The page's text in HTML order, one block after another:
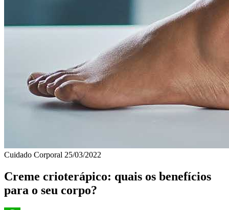
Cuidado Corporal 25/03/2022
Creme crioterápico: quais os benefícios
para o seu corpo?